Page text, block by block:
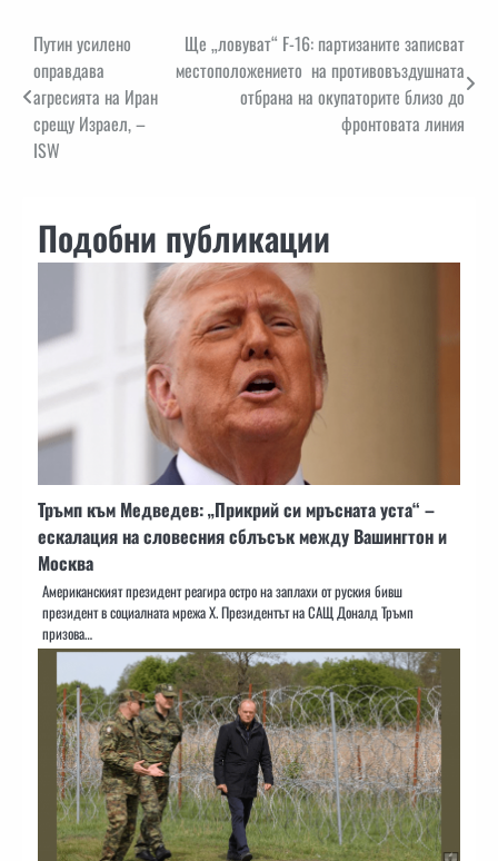
Навигация
Путин усилено
оправдава
агресията на Иран
срещу Израел, –
ISW
Ще „ловуват“ F-16: партизаните записват
местоположението на противовъздушната
отбрана на окупаторите близо до
фронтовата линия
Подобни публикации
Тръмп към Медведев: „Прикрий си мръсната уста“ –
ескалация на словесния сблъсък между Вашингтон и
Москва
Американският президент реагира остро на заплахи от руския бивш
президент в социалната мрежа X. Президентът на САЩ Доналд Тръмп
призова…